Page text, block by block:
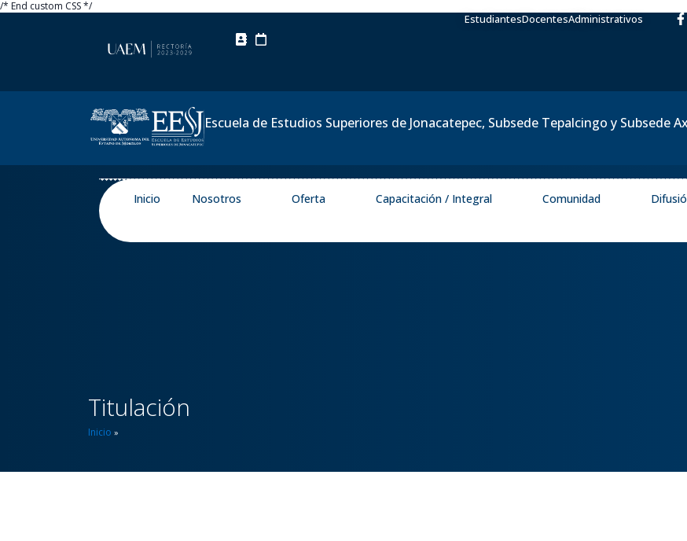
/* End custom CSS */
EstudiantesDocentesAdministrativos
Escuela de Estudios Superiores de Jonacatepec, Subsede Tepalcingo y Subsede
Inicio Nosotros Oferta Capacitación / Integral Comunidad
Titulación
Inicio »